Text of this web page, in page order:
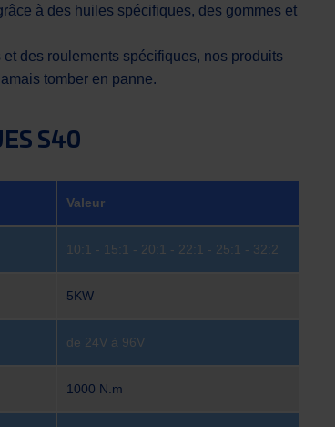
à des huiles spécifiques, des gommes et
des roulements spécifiques, nos produits
tomber en panne.
S40
Valeur
10:1 - 15:1 - 20:1 - 22:1 - 25:1 - 32:2
5KW
de 24V à 96V
1000 N.m